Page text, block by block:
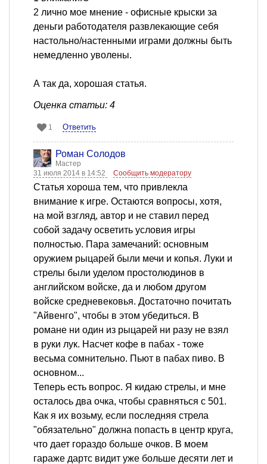
2 лично мое мнение - офисные крыски за
деньги работодателя развлекающие себя
настольно/настенными играми должны быть
немедленно уволены.
А так да, хорошая статья.
Оценка статьи: 4
1 Ответить
Роман Солодов
Мастер
31 июля 2014 в 14:52
Сообщить модератору
Статья хороша тем, что привлекла
внимание к игре. Остаются вопросы, хотя,
на мой взгляд, автор и не ставил перед
собой задачу осветить условия игры
полностью. Пара замечаний: основным
оружием рыцарей были мечи и копья. Луки и
стрелы были уделом простолюдинов в
английском войске, да и любом другом
войске средневековья. Достаточно почитать
"Айвенго", чтобы в этом убедиться. В
романе ни один из рыцарей ни разу не взял
в руки лук. Насчет кофе в пабах - тоже
весьма сомнительно. Пьют в пабах пиво. В
основном...
Теперь есть вопрос. Я кидаю стрелы, и мне
осталось два очка, чтобы сравняться с 501.
Как я их возьму, если последняя стрела
"обязательно" должна попасть в центр круга,
что дает гораздо больше очков. В моем
гараже дартс видит уже больше десяти лет и